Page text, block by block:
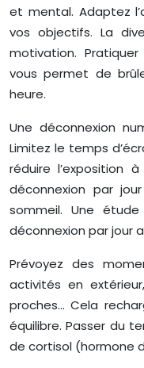
et mental. Adaptez
vos objectifs. La
motivation.
vous permet de
heure.
Une déconnexion
Limitez le temps
réduire l’exposition
déconnexion par
sommeil. Une
déconnexion par jour
Prévoyez des
activités en
proches… Cela
équilibre. Passer du
de cortisol (hormone